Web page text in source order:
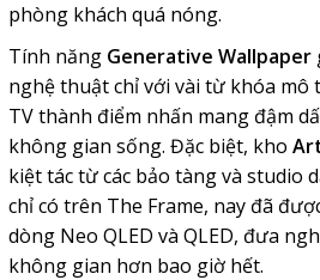
phòng khách quá nóng.
Tính năng Generative Wallpaper
nghệ thuật chỉ với vài từ khóa mô
TV thành điểm nhấn mang đậm
không gian sống. Đặc biệt, kho
kiệt tác từ các bảo tàng và studio
chỉ có trên The Frame, nay đã
dòng Neo QLED và QLED, đưa
không gian hơn bao giờ hết.